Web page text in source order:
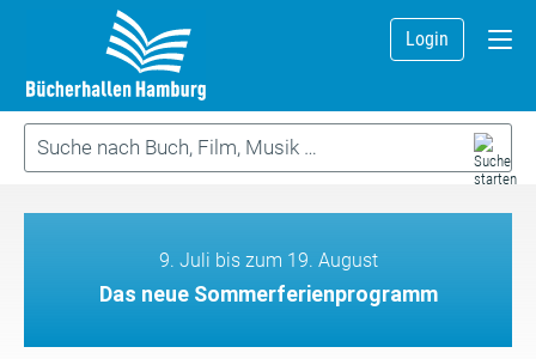
Login
9. Juli bis zum 19. August
Das neue Sommerferienprogramm